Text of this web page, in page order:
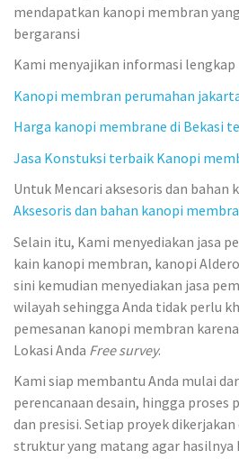
mendapatkan kanopi membran
bergaransi
Kami menyajikan informasi lengkap
Kanopi membran perumahan
Harga kanopi membrane di Bekasi
Jasa Konstuksi terbaik Kanopi
Untuk Mencari aksesoris dan bahan
Aksesoris dan bahan kanopi
Selain itu, Kami menyediakan jasa
kain kanopi membran, kanopi
sini kemudian menyediakan jasa
wilayah sehingga Anda tidak perlu
pemesanan kanopi membran
Lokasi Anda Free survey.
Kami siap membantu Anda mulai
perencanaan desain, hingga proses
dan presisi. Setiap proyek
struktur yang matang agar hasilnya